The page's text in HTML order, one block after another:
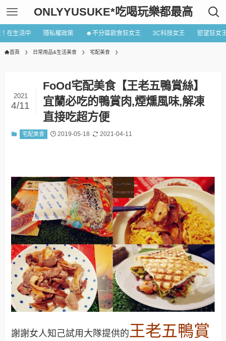
ONLYYUSUKE*吃喝玩樂都最高
在生活中 隱私權政策 ☻不分區飲食狂女王 3C科技女王 慾望狂女
首頁 日常用品&生活美食 宅配美食
FoOd宅配美食【王老五鴨賞絲】
宜蘭必吃的鴨賞肉,煙燻風味,解凍
直接吃超方便
2021
4/11
宅配美食 2019-05-18 2021-04-11
謝謝女人知己試用大隊提供的王老五鴨賞